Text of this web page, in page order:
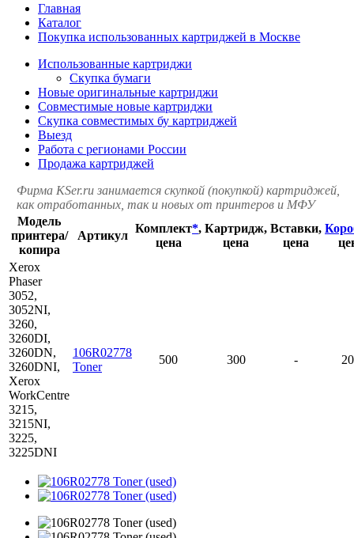
Главная
Каталог
Покупка использованных картриджей в Москве
Использованные картриджи
Скупка бумаги
Новые оригинальные картриджи
Совместимые новые картриджи
Скупка совместимых бу картриджей
Выезд
Работа с регионами России
Продажа картриджей
Фирма KSer.ru занимается скупкой (покупкой) картриджей,
как отработанных, так и новых от принтеров и МФУ
Модель
принтера/
копира
Артикул
Комплект*,
цена
Картридж,
цена
Вставки,
цена
Xerox
Phaser
3052,
3052NI,
3260,
3260DI,
3260DN,
3260DNI,
Xerox
WorkCentre
3215,
3215NI,
3225,
3225DNI
106R02778
Toner
500 300 -